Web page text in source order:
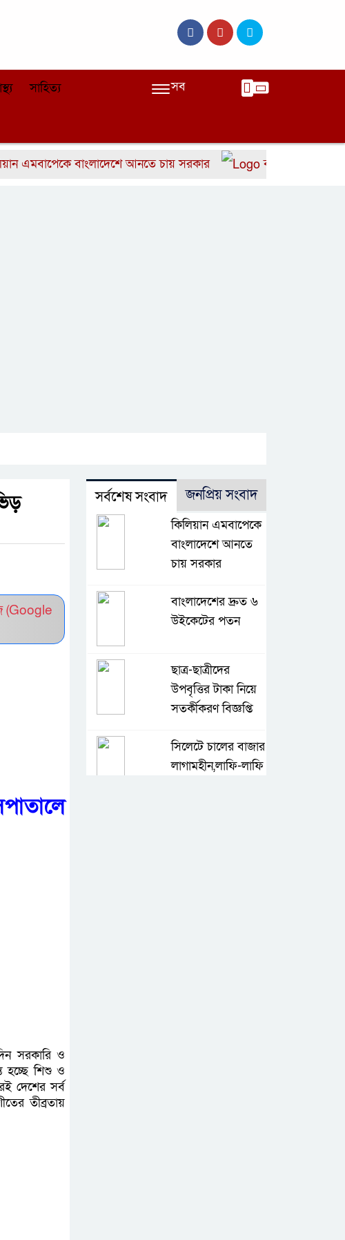
সাহিত্য সব
বাংলাদেশে আনতে চায় সরকার বাংলাদেশের দ্রুত ৬
(Google
সরকারি ও
হচ্ছে শিশু ও
দেশের সর্ব
তীব্রতায়
সর্বশেষ সংবাদ জনপ্রিয় সংবাদ
কিলিয়ান এমবাপেকে
বাংলাদেশে আনতে
চায় সরকার
বাংলাদেশের দ্রুত ৬
উইকেটের পতন
ছাত্র-ছাত্রীদের
উপবৃত্তির টাকা নিয়ে
সতর্কীকরণ বিজ্ঞপ্তি
সিলেটে চালের বাজার
লাগামহীন,লাফি-লাফি